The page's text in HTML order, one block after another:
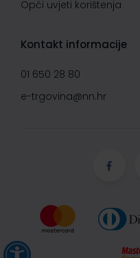
Opći uvjeti korištenja
Kontakt informacije
01 650 28 80
e-trgovina@nn.hr